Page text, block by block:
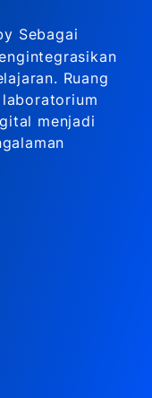
Sebagai
Ruang
menjadi